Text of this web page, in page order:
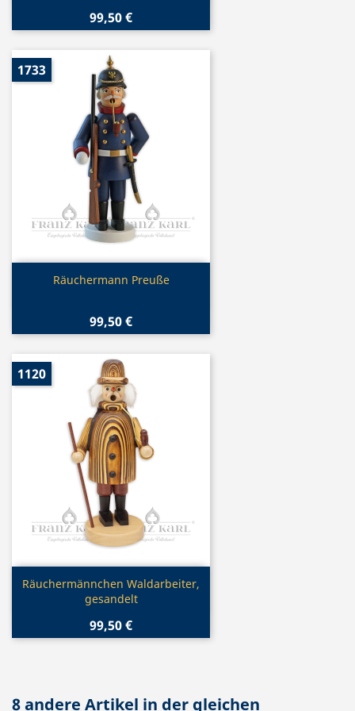
99,50 €
Vorschau
Räuchermann Preuße
99,50 €
1733
Vorschau
Räuchermännchen Waldarbeiter,
gesandelt
99,50 €
1120
8 andere Artikel in der gleichen